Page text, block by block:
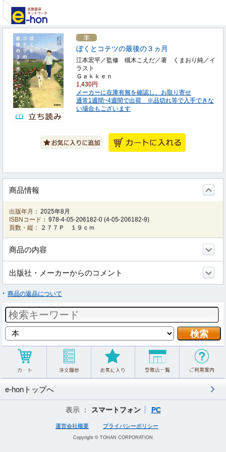
ぼくとコテツの最後の３ヵ月
江本宏平／監修 槻木こえだ／著 くまおり純／イ
ラスト
Ｇａｋｋｅｎ
1,430円
メーカーに在庫有無を確認し、お取り寄せ
通常1週間~4週間で出荷 ※品切れ等で入手できな
い場合もございます
商品情報
出版年月： 2025年8月
ISBNコード： 978-4-05-206182-0 (4-05-206182-9)
頁数・縦：
２７７Ｐ １９ｃｍ
商品の内容
出版社・メーカーからのコメント
商品の返品について
e-honトップへ
表示 ： スマートフォン PC
運営会社概要 プライバシーポリシー
Copyright © TOHAN CORPORATION